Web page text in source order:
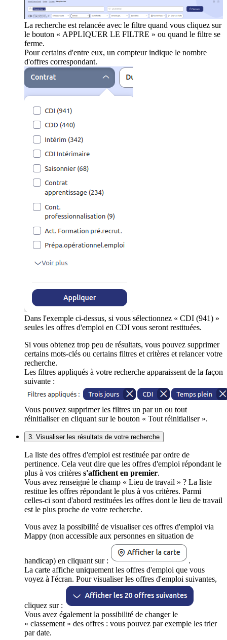
La recherche est relancée avec le filtre quand vous cliquez sur
le bouton « APPLIQUER LE FILTRE » ou quand le filtre se
ferme.
Pour certains d'entre eux, un compteur indique le nombre
d'offres correspondant.
Dans l'exemple ci-dessus, si vous sélectionnez « CDI (941) »
seules les offres d'emploi en CDI vous seront restituées.
Si vous obtenez trop peu de résultats, vous pouvez supprimer
certains mots-clés ou certains filtres et critères et relancer votre
recherche.
Les filtres appliqués à votre recherche apparaissent de la façon
suivante :
Vous pouvez supprimer les filtres un par un ou tout
réinitialiser en cliquant sur le bouton « Tout réinitialiser ».
3. Visualiser les résultats de votre recherche
La liste des offres d'emploi est restituée par ordre de
pertinence. Cela veut dire que les offres d'emploi répondant le
plus à vos critères s'affichent en premier.
Vous avez renseigné le champ « Lieu de travail » ? La liste
restitue les offres répondant le plus à vos critères. Parmi
celles-ci sont d'abord restituées les offres dont le lieu de travail
est le plus proche de votre recherche.
Vous avez la possibilité de visualiser ces offres d'emploi via
Mappy (non accessible aux personnes en situation de
handicap) en cliquant sur :
.
La carte affiche uniquement les offres d'emploi que vous
voyez à l'écran. Pour visualiser les offres d'emploi suivantes,
cliquez sur :
Vous avez également la possibilité de changer le
« classement » des offres : vous pouvez par exemple les trier
par date.